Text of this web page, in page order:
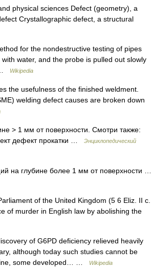
physical sciences Defect (geometry), a
Crystallographic defect, a structural
for the nondestructive testing of pipes
water, and the probe is pulled out slowly
…
Wikipedia
the usefulness of the finished weldment.
welding defect causes are broken down
> 1 мм от поверхности. Смотри также:
дефект прокатки …
Энциклопедический
на глубине более 1 мм от поверхности …
of the United Kingdom (5 6 Eliz. II c.
of murder in English law by abolishing the
of G6PD deficiency relieved heavily
although today such studies cannot be
some developed… …
Wikipedia